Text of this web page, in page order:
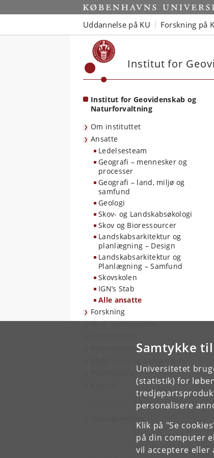
Samtykke
Universitetet
(statistik) for
personalisere
Klik på "Se
på din computer
vil acceptere eller
Start
Uddannelse på KU Forskning på
Institut for
Institut for Geovidenskab og
Naturforvaltning
Om instituttet
Ansatte
Ledelsesteam
Geografi – mennesker og
processer
Geografi – land, miljø og
samfund
Geologi
Skov- og Landskabsøkologi
Skov og Bioressourcer
Landskabsarkitektur og
planlægning – Design
Landskabsarkitektur og
Planlægning – Samfund
Skovskolen
IGN’s Stab
Alle ansatte
Forskning
Ph.d. -uddannelse
Efteruddannelse og kurser
Publikationer